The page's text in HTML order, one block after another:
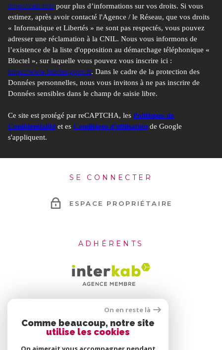
https://cnil.fr/fr pour plus d’informations sur vos droits. Si vous
estimez, après avoir contacté l'Agence / le Réseau, que vos droits
« Informatique et Libertés » ne sont pas respectés, vous pouvez
adresser une réclamation à la CNIL. Nous vous informons de
l’existence de la liste d'opposition au démarchage téléphonique «
Bloctel », sur laquelle vous pouvez vous inscrire ici :
https://www.bloctel.gouv.fr. Dans le cadre de la protection des
Données personnelles, nous vous invitons à ne pas inscrire de
Données sensibles dans le champ de saisie libre.
Ce site est protégé par reCAPTCHA, les Politiques de
Confidentialité et es Conditions d'utilisation de Google
s'appliquent.
SE CONNECTER
ESPACE PROPRIÉTAIRE
ADHÉRENTS
On en reste là
Comme beaucoup, notre site
utilise les cookies